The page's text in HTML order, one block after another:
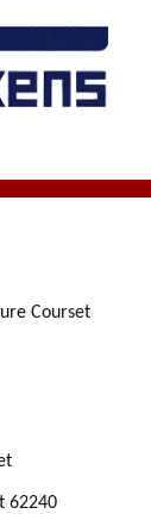
Courset
62240